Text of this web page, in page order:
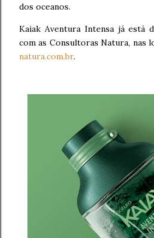
dos oceanos.
Kaiak Aventura Intensa já está
com as Consultoras Natura, nas
natura.com.br.